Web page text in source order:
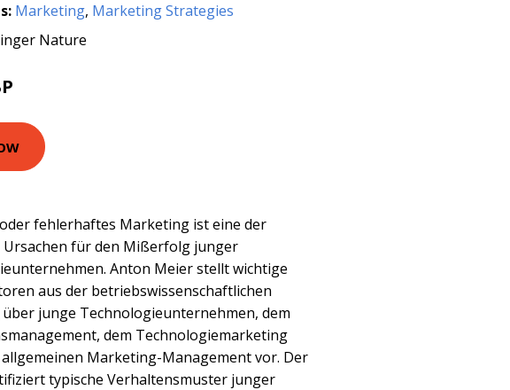
Marketing, Marketing Strategies
Nature
fehlerhaftes Marketing ist eine der
für den Mißerfolg junger
Anton Meier stellt wichtige
aus der betriebswissenschaftlichen
junge Technologieunternehmen, dem
dem Technologiemarketing
Marketing-Management vor. Der
typische Verhaltensmuster junger